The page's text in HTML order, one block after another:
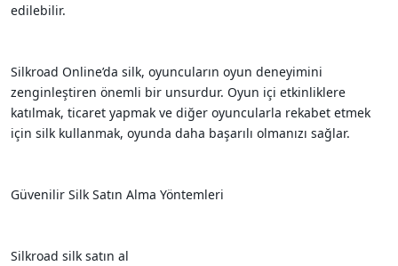
edilebilir.
Silkroad Online’da silk, oyuncuların oyun deneyimini
zenginleştiren önemli bir unsurdur. Oyun içi etkinliklere
katılmak, ticaret yapmak ve diğer oyuncularla rekabet etmek
için silk kullanmak, oyunda daha başarılı olmanızı sağlar.
Güvenilir Silk Satın Alma Yöntemleri
Silkroad silk satın al